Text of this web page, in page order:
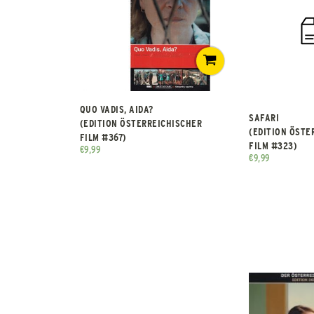
QUO VADIS, AIDA?
(EDITION ÖSTERREICHISCHER
FILM #367)
€9,99
SAFARI
(EDITION
FILM #323)
€9,99